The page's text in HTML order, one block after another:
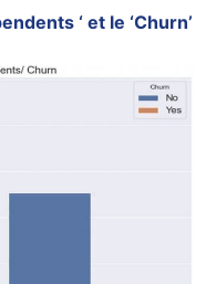
‘ et le ‘Churn’